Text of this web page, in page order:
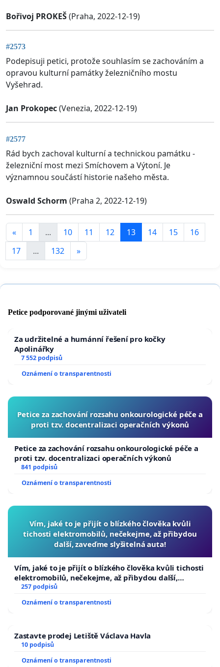
Bořivoj PROKEŠ(Praha, 2022-12-19)
#2573
Podepisuji petici, protože souhlasím se zachováním a
opravou kulturní památky železničního mostu
Vyšehrad.
Jan Prokopec(Venezia, 2022-12-19)
#2577
Rád bych zachoval kulturní a technickou památku -
železniční most mezi Smíchovem a Výtoní. Je
významnou součástí historie našeho města.
Oswald Schorm (Praha 2, 2022-12-19)
« 1 ... 10 11 12 13 14 15
16
17
... 132 »
Petice podporované jinými uživateli
Za udržitelné a humánní řešení pro kočky
Apolinářky
7 552 podpisů
Oznámení o transparentnosti
Petice za zachování rozsahu onkourologické péče a
proti tzv. docentralizaci operačních výkonů
Petice za zachování rozsahu onkourologické péče a
proti tzv. docentralizaci operačních výkonů
841 podpisů
Oznámení o transparentnosti
Vím, jaké to je přijít o blízkého člověka kvůli
tichosti elektromobilů, nečekejme, až přibydou
další, zaveďme slyšitelná auta!
Vím, jaké to je přijít o blízkého člověka kvůli tichosti
elektromobilů, nečekejme, až přibydou další,
zaveďme slyšitelná auta!
257 podpisů
Oznámení o transparentnosti
Zastavte prodej Letiště Václava Havla
10 podpisů
Oznámení o transparentnosti